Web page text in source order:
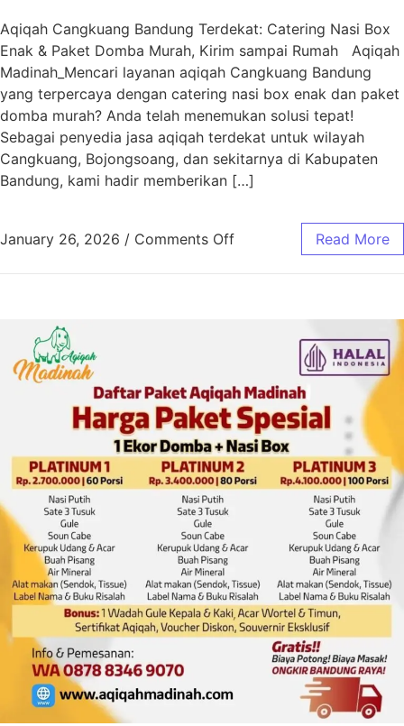
Aqiqah Cangkuang Bandung Terdekat: Catering Nasi Box
Enak & Paket Domba Murah, Kirim sampai Rumah Aqiqah
Madinah_Mencari layanan aqiqah Cangkuang Bandung
yang terpercaya dengan catering nasi box enak dan paket
domba murah? Anda telah menemukan solusi tepat!
Sebagai penyedia jasa aqiqah terdekat untuk wilayah
Cangkuang, Bojongsoang, dan sekitarnya di Kabupaten
Bandung, kami hadir memberikan […]
January 26, 2026 / Comments Off Read More